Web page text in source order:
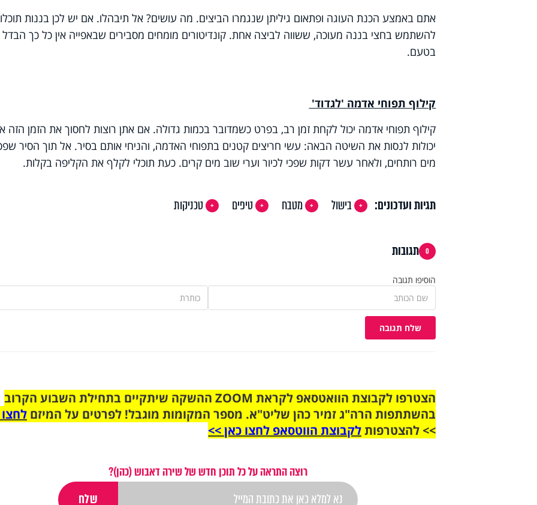
אתם באמצע הכנת העוגה ופתאום גיליתן שנגמרו הביצים. מה עושים? אל תיבהלו. אם יש לכן בננות תוכלו
להשתמש בחצי בננה מעוכה, ששווה לביצה אחת. קונדיטורים מומחים מסבירים שבאפייה אין כל כך הבדל
בטעם.
קילוף תפוחי אדמה 'לגדוד'
קילוף תפוחי אדמה יכול לקחת זמן רב, בפרט כשמדובר בכמות גדולה. אם אתן רוצות לחסוך את הזמן הזה
יכולות לנסות את השיטה הבאה: עשי חריצים קטנים בתפוחי האדמה, והניחי אותם בסיר. אל תוך הסיר
מים רותחים, ולאחר עשר דקות שפכי לכיור וערי שוב מים קרים. כעת תוכלי לקלף את הקליפה בקלות.
תגיות ועדכונים: בישול מטבח טיפים טכניקות
0 תגובות
הוסיפו תגובה
שלח תגובה
הצטרפו לקבוצת הוואטסאפ לקראת ZOOM ההשקה שיתקיים בתחילת השבוע הקרוב
בהשתתפות הרה"ג זמיר כהן שליט"א. מספר המקומות מוגבל! לפרטים על המיזם
>> להצטרפותלקבוצת הווטסאפ לחצו כאן >>
רוצה התראה על כל תוכן חדש של שירה דאבוש (כהן)?